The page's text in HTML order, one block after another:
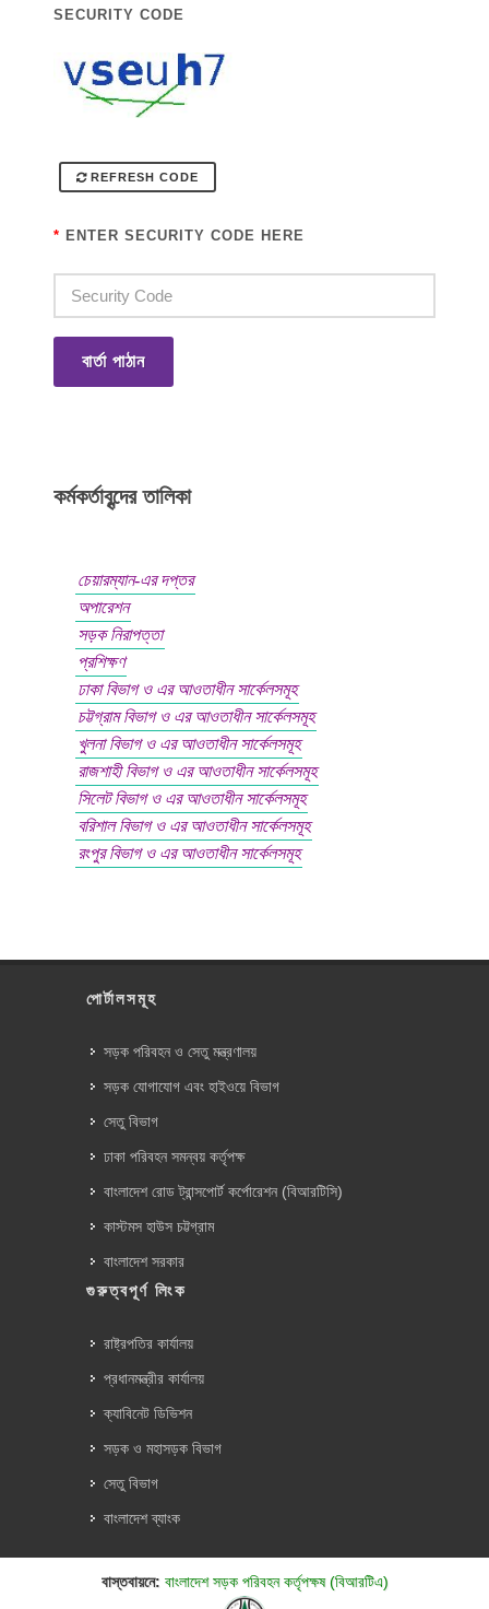
SECURITY CODE
REFRESH CODE
* ENTER SECURITY CODE HERE
বার্তা পাঠান
কর্মকর্তাবৃন্দের তালিকা
চেয়ারম্যান-এর দপ্তর
অপারেশন
সড়ক নিরাপত্তা
প্রশিক্ষণ
ঢাকা বিভাগ ও এর আওতাধীন সার্কেলসমূহ
চট্টগ্রাম বিভাগ ও এর আওতাধীন সার্কেলসমূহ
খুলনা বিভাগ ও এর আওতাধীন সার্কেলসমূহ
রাজশাহী বিভাগ ও এর আওতাধীন সার্কেলসমূহ
সিলেট বিভাগ ও এর আওতাধীন সার্কেলসমূহ
বরিশাল বিভাগ ও এর আওতাধীন সার্কেলসমূহ
রংপুর বিভাগ ও এর আওতাধীন সার্কেলসমূহ
পোর্টালসমূহ
সড়ক পরিবহন ও সেতু মন্ত্রণালয়
সড়ক যোগাযোগ এবং হাইওয়ে বিভাগ
সেতু বিভাগ
ঢাকা পরিবহন সমন্বয় কর্তৃপক্ষ
বাংলাদেশ রোড ট্রান্সপোর্ট কর্পোরেশন (বিআরটিসি)
কাস্টমস হাউস চট্টগ্রাম
বাংলাদেশ সরকার
গুরুত্বপূর্ণ লিংক
রাষ্ট্রপতির কার্যালয়
প্রধানমন্ত্রীর কার্যালয়
ক্যাবিনেট ডিভিশন
সড়ক ও মহাসড়ক বিভাগ
সেতু বিভাগ
বাংলাদেশ ব্যাংক
বাস্তবায়নে: বাংলাদেশ সড়ক পরিবহন কর্তৃপক্ষ (বিআরটিএ)